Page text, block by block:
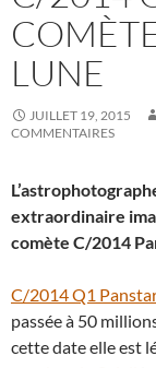
LUNE
JUILLET 19, 2015
COMMENTAIRES
extraordinaire
comète C/2014
C/2014 Q1
passée à 50
cette date elle est